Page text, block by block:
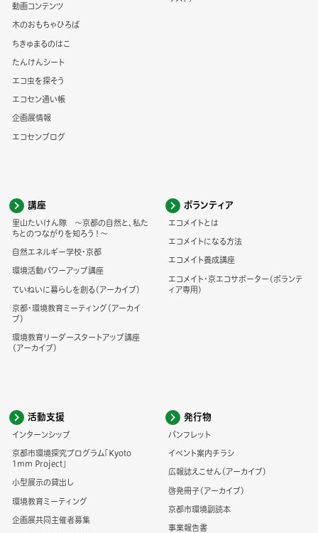
動画コンテンツ
木のおもちゃひろば
ちきゅまるのはこ
たんけんシート
エコ虫を探そう
エコセン通い帳
企画展情報
エコセンブログ
講座
里山たいけん隊 ～京都の自然と、私た
ちとのつながりを知ろう！～
自然エネルギー学校・京都
環境活動パワーアップ講座
ていねいに暮らしを創る（アーカイブ）
京都・環境教育ミーティング（アーカイ
ブ）
環境教育リーダースタートアップ講座
（アーカイブ）
ボランティア
エコメイトとは
エコメイトになる方法
エコメイト養成講座
エコメイト・京エコサポーター(ボランテ
ィア専用)
活動支援
インターンシップ
京都市環境探究プログラム「Kyoto
1mm Project」
小型展示の貸出し
環境教育ミーティング
企画展共同主催者募集
発行物
パンフレット
イベント案内チラシ
広報誌えこせん（アーカイブ）
啓発冊子（アーカイブ）
京都市環境副読本
事業報告書